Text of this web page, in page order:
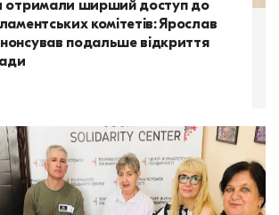
отримали ширший доступ до
комітетів: Ярослав
подальше відкриття